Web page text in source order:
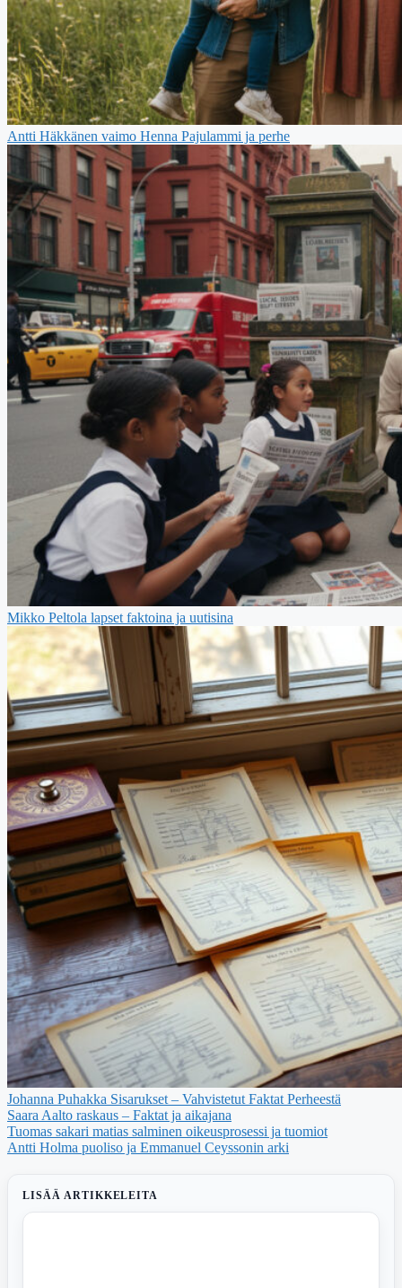
Antti Häkkänen vaimo Henna Pajulammi ja perhe
Mikko Peltola lapset faktoina ja uutisina
Johanna Puhakka Sisarukset – Vahvistetut Faktat Perheestä
Saara Aalto raskaus – Faktat ja aikajana
Tuomas sakari matias salminen oikeusprosessi ja tuomiot
Antti Holma puoliso ja Emmanuel Ceyssonin arki
LISÄÄ ARTIKKELEITA